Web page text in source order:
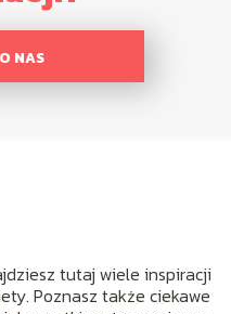
NAS
tutaj wiele inspiracji
Poznasz także ciekawe